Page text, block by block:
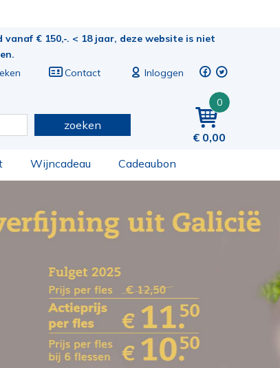
€ 150,-. < 18 jaar, deze website is niet
Contact Inloggen
0
0,00
zoeken
Wijncadeau Cadeaubon